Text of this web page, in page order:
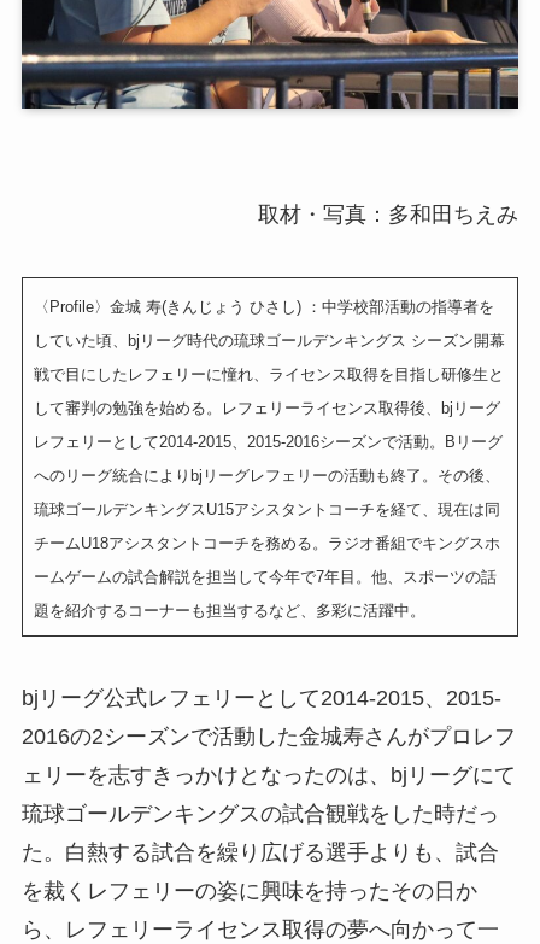
取材・写真：多和田ちえみ
〈Profile〉金城 寿(きんじょう ひさし) ：中学校部活動の指導者を
していた頃、bjリーグ時代の琉球ゴールデンキングス シーズン開幕
戦で目にしたレフェリーに憧れ、ライセンス取得を目指し研修生と
して審判の勉強を始める。レフェリーライセンス取得後、bjリーグ
レフェリーとして2014-2015、2015-2016シーズンで活動。Bリーグ
へのリーグ統合によりbjリーグレフェリーの活動も終了。その後、
琉球ゴールデンキングスU15アシスタントコーチを経て、現在は同
チームU18アシスタントコーチを務める。ラジオ番組でキングスホ
ームゲームの試合解説を担当して今年で7年目。他、スポーツの話
題を紹介するコーナーも担当するなど、多彩に活躍中。
bjリーグ公式レフェリーとして2014-2015、2015-
2016の2シーズンで活動した金城寿さんがプロレフ
ェリーを志すきっかけとなったのは、bjリーグにて
琉球ゴールデンキングスの試合観戦をした時だっ
た。白熱する試合を繰り広げる選手よりも、試合
を裁くレフェリーの姿に興味を持ったその日か
ら、レフェリーライセンス取得の夢へ向かって一